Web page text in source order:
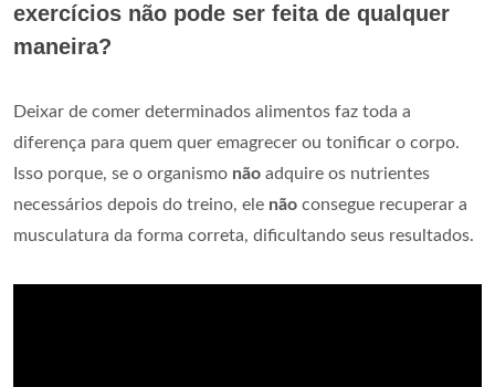
exercícios não pode ser feita de qualquer
maneira?
Deixar de comer determinados alimentos faz toda a
diferença para quem quer emagrecer ou tonificar o corpo.
Isso porque, se o organismo não adquire os nutrientes
necessários depois do treino, ele não consegue recuperar a
musculatura da forma correta, dificultando seus resultados.